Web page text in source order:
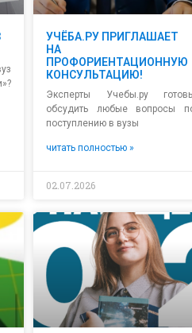
УЧЁБА.РУ ПРИГЛАШАЕТ
НА
ПРОФОРИЕНТАЦИОННУЮ
КОНСУЛЬТАЦИЮ!
Эксперты Учебы.ру
обсудить любые вопросы
поступлению в вузы
читать полностью »
02.07.2026